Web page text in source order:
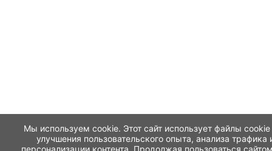
Мы используем cookie. Этот сайт использует файлы cookie
улучшения пользовательского опыта, анализа трафика
персонализации контента. Продолжая пользоваться